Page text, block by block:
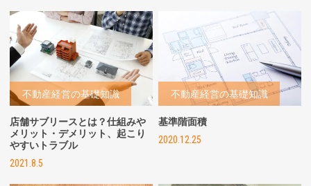
不動産経営の基礎知識
店舗サブリースとは？仕組みや
メリット・デメリット、起こり
やすいトラブル
2021.8.5
不動産経営の基礎知識
基準階面積
2020.12.25